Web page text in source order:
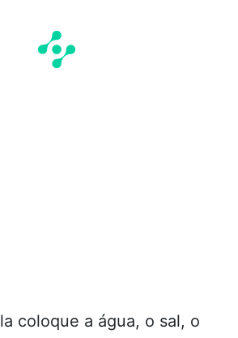
coloque a água, o sal, o